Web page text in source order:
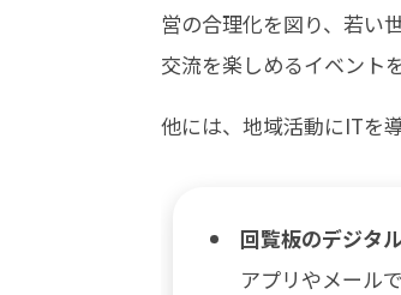
営の合理化を図り、若い
交流を楽しめるイベント
他には、地域活動にITを
回覧板のデジタ
アプリやメール